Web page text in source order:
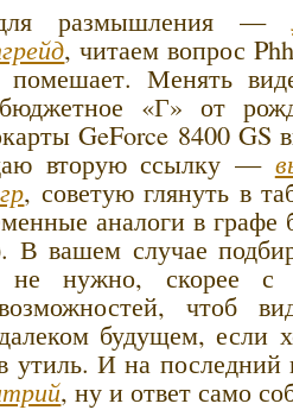
размышления —
, читаем вопрос
Менять
«Г» от
GeForce 8400 GS
вторую ссылку —
, советую глянуть в
аналоги в графе
В вашем случае
не нужно, скорее с
чтоб
будущем, если
утиль. И на последний
, ну и ответ само